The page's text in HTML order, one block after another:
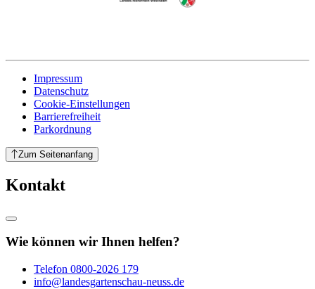
Impressum
Datenschutz
Cookie-Einstellungen
Barrierefreiheit
Parkordnung
Zum Seitenanfang
Kontakt
Wie können wir Ihnen helfen?
Telefon 0800-2026 179
info@landesgartenschau-neuss.de